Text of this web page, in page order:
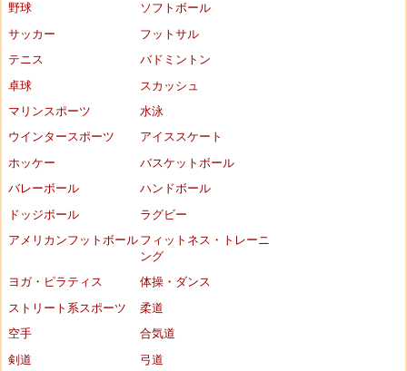
野球
ソフトボール
サッカー
フットサル
テニス
バドミントン
卓球
スカッシュ
マリンスポーツ
水泳
ウインタースポーツ
アイススケート
ホッケー
バスケットボール
バレーボール
ハンドボール
ドッジボール
ラグビー
アメリカンフットボール フィットネス・トレーニ
ング
ヨガ・ピラティス
体操・ダンス
ストリート系スポーツ
柔道
空手
合気道
剣道
弓道